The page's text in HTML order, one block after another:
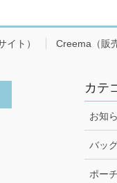
イト） Creema（販
カテ
お知
バッ
ポー